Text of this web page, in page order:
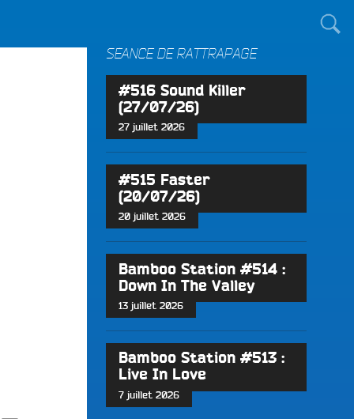
SÉANCE DE RATTRAPAGE
#516 Sound Killer
(27/07/26)
27 juillet 2026
#515 Faster
(20/07/26)
20 juillet 2026
Bamboo Station #514 :
Down In The Valley
13 juillet 2026
Bamboo Station #513 :
Live In Love
7 juillet 2026